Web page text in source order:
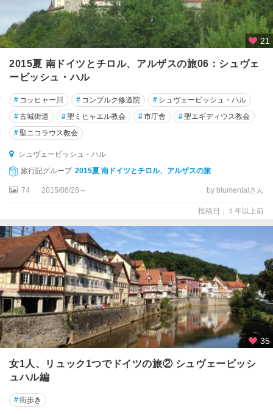
ル
ク
ゲ
ィ
ン
ゲ
ン
ル
リ
コ
ッ
ム
コ
ブ
レ
ン
コ
ス
21
2015夏 南ドイツとチロル、アルザスの旅06：シュヴェ
ービッシュ・ハル
# コッヒャー川 # コンブルク修道院 # シュヴェービッシュ・ハル
#古城街道 #聖ミヒャエル教会 #市庁舎 #聖エギディウス教会
#聖ニコラウス教会
シュヴェービッシュ・ハル
旅行記グループ 2015夏 南ドイツとチロル、アルザスの旅
74 2015/08/28～ by blumentalさん
投稿日：１年以上前
35
女1人、リュック1つでドイツの旅② シュヴェービッシ
ュハル編
#街歩き